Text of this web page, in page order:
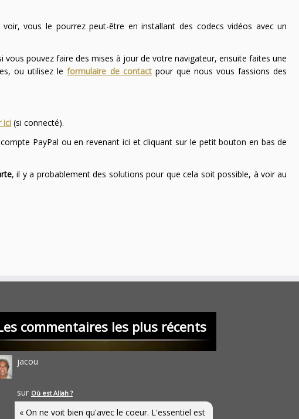
vous le pourrez peut-être en installant des codecs vidéos avec un
pouvez faire des mises à jour de votre navigateur, ensuite faites une
ou utilisez leformulaire de contactpour que nous vous fassions des
ici(si connecté).
PayPal ou en revenant ici et cliquant sur le petit bouton en bas de
, il y a probablement des solutions pour que cela soit possible, à voir au
commentaires les plus récents
jacou
sur Où est Allah ?
« On ne voit bien qu'avec le coeur. L'essentiel est